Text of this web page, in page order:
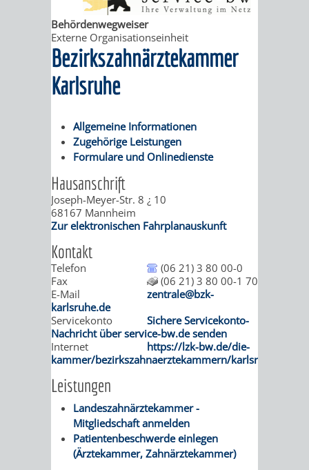
BEHÖRDENNUMMER
115
FAMILIEN
BERATUNG
KINDER
JUGENDLICHE
SENIOREN
BETREUUNG
UND
PFLEGE
BERATUNG
HILFE
MENSCHEN
MIT
BEHINDERUNG
MENSCHEN
MIT
DEMENZ
MIGRANTEN
/
FLÜCHTLINGE
BAUHERREN
BAUHERRENBERATUNG
GRUNDSTÜCKSWERTERMITTLUNG
AUSSCHÜSSE
UND
FÜR
UND
STADTENTWICKLUNG
BERATUNGSERGEBNISSE
TAGESORDNUNG
/
SITZUNGSUNTERLAGEN
UMLEGUNGSAUSSCHUSS
BERATENDE
TAGESORDNUNG
RATHAUS
Behördenwegweiser
Externe Organisationseinheit
Bezirkszahnärztekammer
Karlsruhe
Allgemeine Informationen
Zugehörige Leistungen
Formulare und Onlinedienste
Hausanschrift
Joseph-Meyer-Str. 8 ¿ 10
68167 Mannheim
Zur elektronischen Fahrplanauskunft
Kontakt
Telefon
(06 21) 3 80 00-0
Fax
(06 21) 3 80 00-1 70
E-Mail
zentrale@bzk-
karlsruhe.de
Servicekonto
Sichere Servicekonto-
Nachricht über service-bw.de senden
Internet
https://lzk-bw.de/die-
kammer/bezirkszahnaerztekammern/karlsruhe/
Leistungen
Landeszahnärztekammer -
Mitgliedschaft anmelden
Patientenbeschwerde einlegen
(Ärztekammer, Zahnärztekammer)